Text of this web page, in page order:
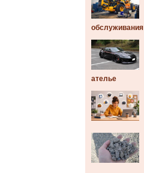
обслуживания
ателье